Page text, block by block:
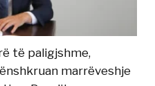
të paligjshme,
marrëveshje